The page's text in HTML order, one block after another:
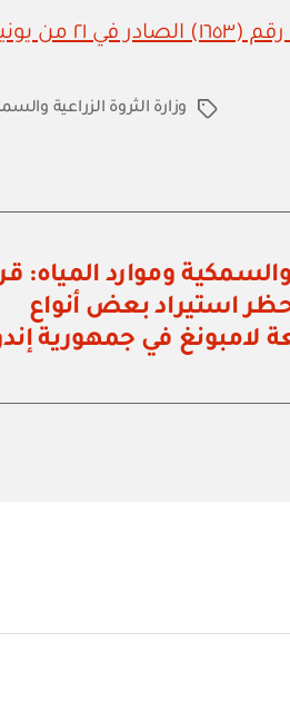
٢٠٢٦م
الوسوموزارة الثروة الزراعية
والسمكية وموارد المياه:
رقم ١٣٠ / ٢٠٢٦ بحظر استيراد بعض أنواع
في جمهورية